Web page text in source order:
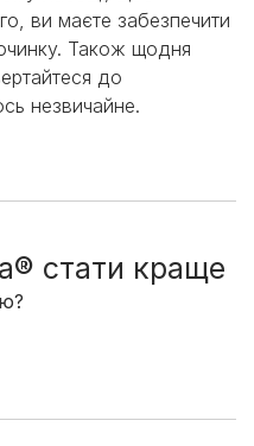
ви маєте забезпечити
Також щодня
до
незвичайне.
стати краще